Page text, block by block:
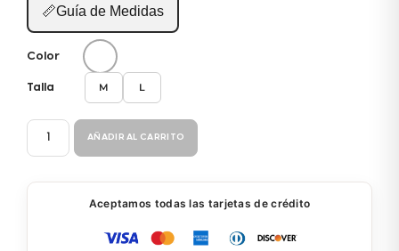
📏Guía de Medidas
Color
Talla M L
PANTY
ENCAJE
AÑADIR AL CARRITO
Aceptamos todas las tarjetas de crédito